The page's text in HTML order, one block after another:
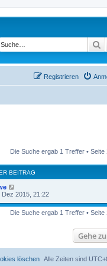
Registrieren
Die Suche ergab 1 Treffer • Seite
BEITRAG
Dez 2015, 21:22
Die Suche ergab 1 Treffer • Seite
Gehe zu
Alle Zeiten sind
löschen